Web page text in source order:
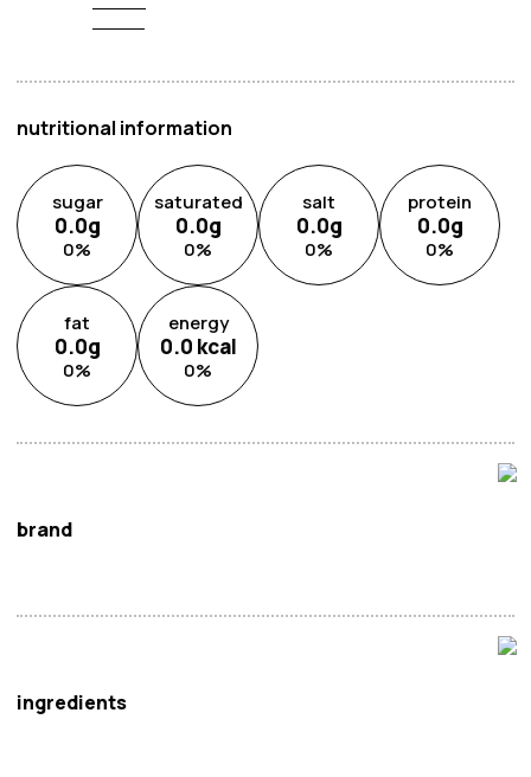
nutritional information
sugar
0.0g
0%
saturated
0.0g
0%
salt
0.0g
0%
protein
0.0g
0%
fat
0.0g
0%
energy
0.0 kcal
0%
brand
ingredients